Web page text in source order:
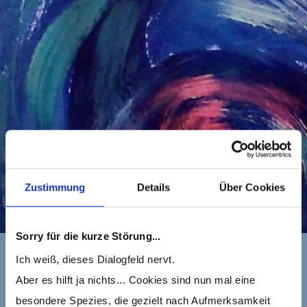
Zustimmung Details Über Cookies
Sorry für die kurze Störung...
Ich weiß, dieses Dialogfeld nervt.
Aber es hilft ja nichts... Cookies sind nun mal eine
besondere Spezies, die gezielt nach Aufmerksamkeit